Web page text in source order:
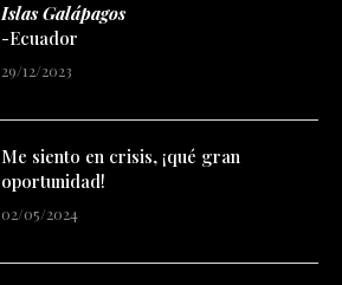
Islas Galápagos
-Ecuador
29/12/2023
Me siento en crisis, ¡qué gran
oportunidad!
02/05/2024